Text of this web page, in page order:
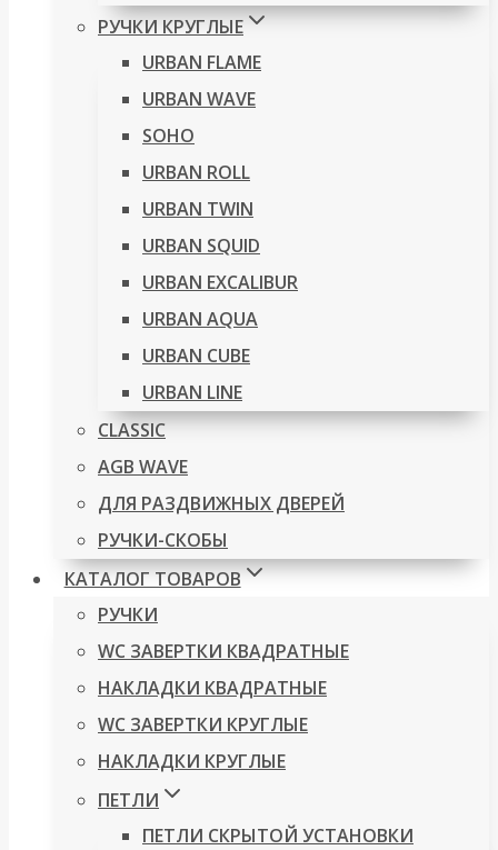
РУЧКИ КРУГЛЫЕ
URBAN FLAME
URBAN WAVE
SOHO
URBAN ROLL
URBAN TWIN
URBAN SQUID
URBAN EXCALIBUR
URBAN AQUA
URBAN CUBE
URBAN LINE
CLASSIC
AGB WAVE
ДЛЯ РАЗДВИЖНЫХ ДВЕРЕЙ
РУЧКИ-СКОБЫ
КАТАЛОГ ТОВАРОВ
РУЧКИ
WC ЗАВЕРТКИ КВАДРАТНЫЕ
НАКЛАДКИ КВАДРАТНЫЕ
WC ЗАВЕРТКИ КРУГЛЫЕ
НАКЛАДКИ КРУГЛЫЕ
ПЕТЛИ
ПЕТЛИ СКРЫТОЙ УСТАНОВКИ